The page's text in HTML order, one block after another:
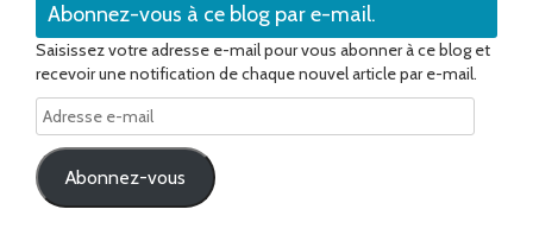
Abonnez-vous à ce blog par e-mail.
Saisissez votre adresse e-mail pour vous abonner à ce blog et
recevoir une notification de chaque nouvel article par e-mail.
Adresse
e-
mail
Abonnez-vous